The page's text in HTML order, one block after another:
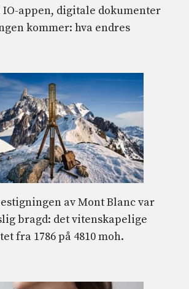
IO-appen, digitale dokumenter
kommer: hva endres
av Mont Blanc var
bragd: det vitenskapelige
fra 1786 på 4810 moh.